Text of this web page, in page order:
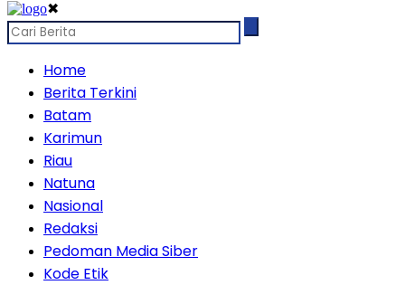
✖
Home
Berita Terkini
Batam
Karimun
Riau
Natuna
Nasional
Redaksi
Pedoman Media Siber
Kode Etik